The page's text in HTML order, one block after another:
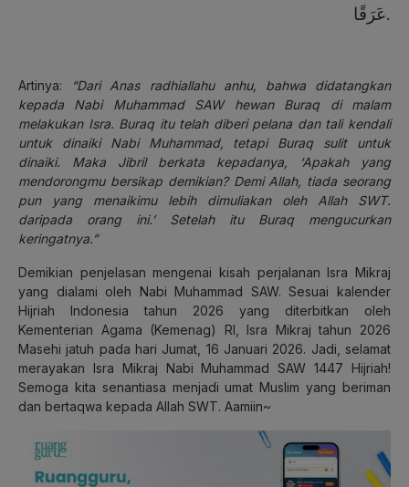
عَرَقًا.
Artinya: “Dari Anas radhiallahu anhu, bahwa didatangkan
kepada Nabi Muhammad SAW hewan Buraq di malam
melakukan Isra. Buraq itu telah diberi pelana dan tali kendali
untuk dinaiki Nabi Muhammad, tetapi Buraq sulit untuk
dinaiki. Maka Jibril berkata kepadanya, ‘Apakah yang
mendorongmu bersikap demikian? Demi Allah, tiada seorang
pun yang menaikimu lebih dimuliakan oleh Allah SWT.
daripada orang ini.’ Setelah itu Buraq mengucurkan
keringatnya.”
Demikian penjelasan mengenai kisah perjalanan Isra Mikraj
yang dialami oleh Nabi Muhammad SAW. Sesuai kalender
Hijriah Indonesia tahun 2026 yang diterbitkan oleh
Kementerian Agama (Kemenag) RI, Isra Mikraj tahun 2026
Masehi jatuh pada hari Jumat, 16 Januari 2026. Jadi, selamat
merayakan Isra Mikraj Nabi Muhammad SAW 1447 Hijriah!
Semoga kita senantiasa menjadi umat Muslim yang beriman
dan bertaqwa kepada Allah SWT. Aamiin~